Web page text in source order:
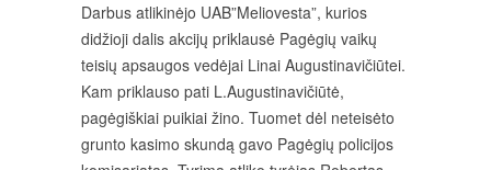
Darbus atlikinėjo UAB”Meliovesta”, kurios
didžioji dalis akcijų priklausė Pagėgių vaikų
teisių apsaugos vedėjai Linai Augustinavičiūtei.
Kam priklauso pati L.Augustinavičiūtė,
pagėgiškiai puikiai žino. Tuomet dėl neteisėto
grunto kasimo skundą gavo Pagėgių policijos